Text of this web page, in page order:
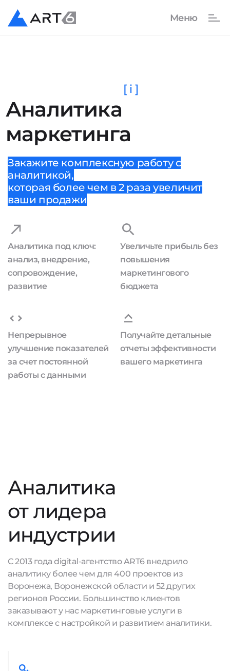
Аналитика
маркетинга
[ i ]
Закажите комплексную работу с
аналитикой,
которая более чем в 2 раза увеличит
ваши продажи
Аналитика под ключ:
анализ, внедрение,
сопровождение,
развитие
Увеличьте прибыль без
повышения
маркетингового
бюджета
Непрерывное
улучшение показателей
за счет постоянной
работы с данными
Получайте детальные
отчеты эффективности
вашего маркетинга
Аналитика
от лидера
индустрии
С 2013 года digital-агентство ART6 внедрило
аналитику более чем для 400 проектов из
Воронежа, Воронежской области и 52 других
регионов России. Большинство клиентов
заказывают у нас маркетинговые услуги в
комплексе с настройкой и развитием аналитики.